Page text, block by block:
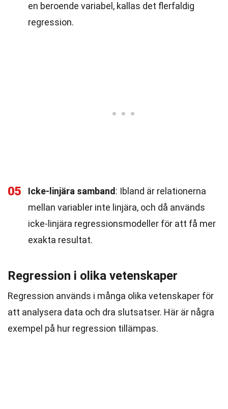
en beroende variabel, kallas det flerfaldig
regression.
05 Icke-linjära samband : Ibland är relationerna
mellan variabler inte linjära, och då används
icke-linjära regressionsmodeller för att få mer
exakta resultat.
Regression i olika vetenskaper
Regression används i många olika vetenskaper för
att analysera data och dra slutsatser. Här är några
exempel på hur regression tillämpas.